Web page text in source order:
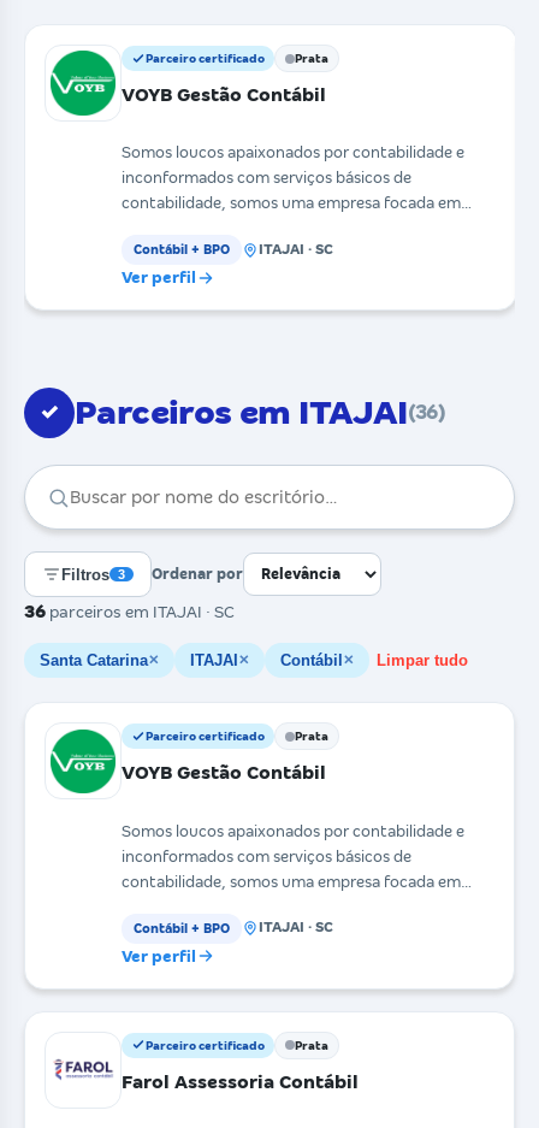
Parceiro certificado Prata
VOYB Gestão Contábil
Somos loucos apaixonados por contabilidade e
inconformados com serviços básicos de
contabilidade, somos uma empresa focada em
Contábil + BPO ITAJAI · SC
Ver perfil
✓ Parceiros em ITAJAI(36)
Filtros 3
36 parceiros em ITAJAI · SC
Ordenar por
Santa Catarina✕ ITAJAI ✕ Contábil ✕ Limpar tudo
Parceiro certificado Prata
VOYB Gestão Contábil
Somos loucos apaixonados por contabilidade e
inconformados com serviços básicos de
contabilidade, somos uma empresa focada em
Contábil + BPO ITAJAI · SC
Ver perfil
Parceiro certificado Prata
Farol Assessoria Contábil